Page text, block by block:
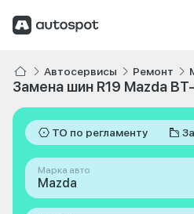
Автосервисы Ремонт
Замена шин R19 Mazda
ТО по регламенту
Марка авто
Mazda